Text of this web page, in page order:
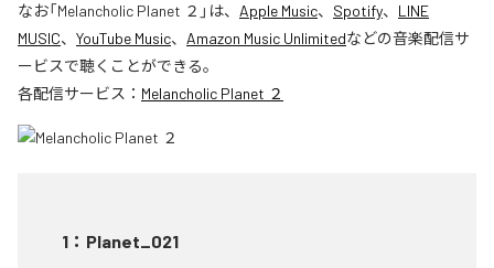
なお「Melancholic Planet ２ 」は、 Apple Music、 Spotify、 LINE
MUSIC、 YouTube Music、 Amazon Music Unlimitedなどの音楽配信サ
ービスで聴くことができる。
各配信サービス： Melancholic Planet ２
1 ： Planet_021